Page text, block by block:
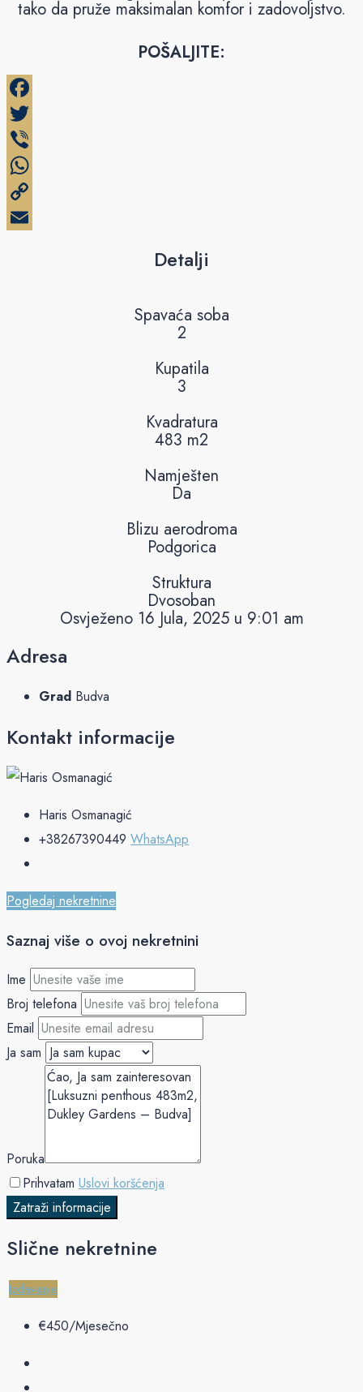
tako da pruže maksimalan komfor i zadovoljstvo.
POŠALJITE:
Detalji
Spavaća soba
2
Kupatila
3
Kvadratura
483 m2
Namješten
Da
Blizu aerodroma
Podgorica
Struktura
Dvosoban
Osvježeno 16 Jula, 2025 u 9:01 am
Adresa
Grad Budva
Kontakt informacije
Haris Osmanagić
+38267390449 WhatsApp
Pogledaj nekretnine
Saznaj više o ovoj nekretnini
Ime
Broj telefona
Email
Ja sam
Poruka
Prihvatam Uslovi koršćenja
Zatraži informacije
Slične nekretnine
Izdavanje
€‎450/Mjesečno